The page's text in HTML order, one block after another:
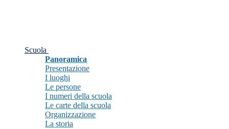
Scuola
Panoramica
Presentazione
I luoghi
Le persone
I numeri della scuola
Le carte della scuola
Organizzazione
La storia